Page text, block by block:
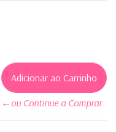
←ou Continue a Comprar